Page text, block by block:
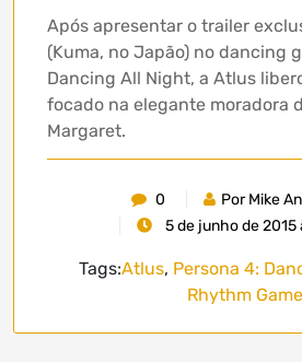
Após apresentar o trailer
(Kuma, no Japão) no dancing
Dancing All Night, a Atlus
focado na elegante moradora
Margaret.
0
Por Mike
5 de junho de 2015
Tags:Atlus, Persona 4:
Rhythm Game